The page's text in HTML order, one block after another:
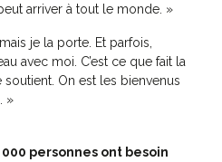
arriver à tout le monde. »
je la porte. Et parfois,
avec moi. C’est ce que fait la
soutient. On est les bienvenus
»
personnes ont besoin